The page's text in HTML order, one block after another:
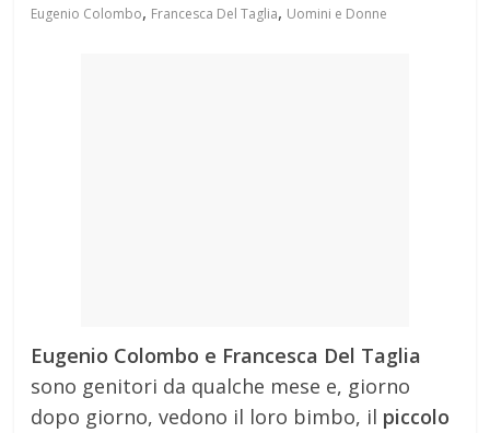
Eugenio Colombo, Francesca Del Taglia, Uomini e Donne
Eugenio Colombo e Francesca Del Taglia
sono genitori da qualche mese e, giorno
dopo giorno, vedono il loro bimbo, il piccolo